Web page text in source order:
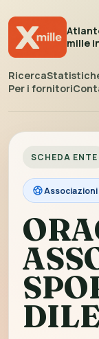
mille
Ricerca
Per i fornitori
SCHEDA ENTE